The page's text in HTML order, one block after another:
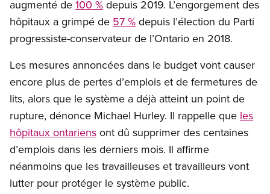
augmenté de 100 % depuis 2019. L’engorgement des
hôpitaux a grimpé de 57 % depuis l’élection du Parti
progressiste-conservateur de l’Ontario en 2018.
Les mesures annoncées dans le budget vont causer
encore plus de pertes d’emplois et de fermetures de
lits, alors que le système a déjà atteint un point de
rupture, dénonce Michael Hurley. Il rappelle que les
hôpitaux ontariens ont dû supprimer des centaines
d’emplois dans les derniers mois. Il affirme
néanmoins que les travailleuses et travailleurs vont
lutter pour protéger le système public.